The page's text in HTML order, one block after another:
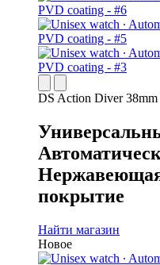
DS Action Diver 38mm
Нержавеющая
покрытие
Найти магазин
Новое